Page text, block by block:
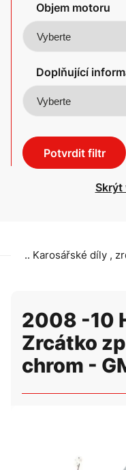
Objem motoru
Doplňující
Potvrdit filtr
Skrýt
Karosářské díly ,
2008 -10
Zrcátko
chrom -